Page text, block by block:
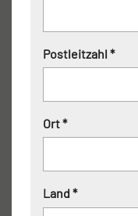
Postleitzahl *
Ort *
Land *